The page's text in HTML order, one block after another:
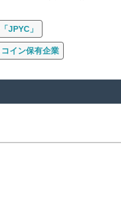
JPYC」
イン保有企業